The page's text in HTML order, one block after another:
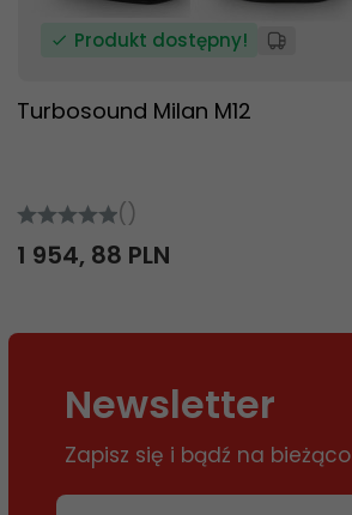
Produkt dostępny!
Turbosound Milan M12
()
1 954, 88 PLN
Newsletter
Zapisz się i bądź na bieżąco